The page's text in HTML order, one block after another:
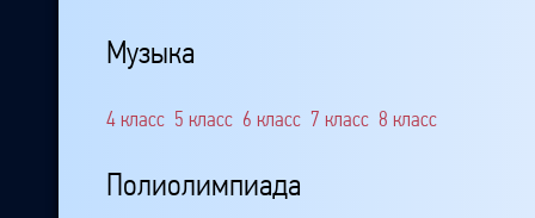
Музыка
4 класс 5 класс 6 класс 7 класс 8 класс
Полиолимпиада